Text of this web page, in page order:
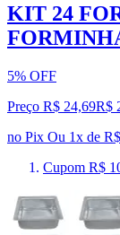
KIT 24
5% OFF
Preço R$ 24,69R$
no Pix Ou 1x de
Cupom R$